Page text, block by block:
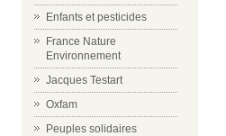
Enfants et pesticides
France Nature
Environnement
Jacques Testart
Oxfam
Peuples solidaires